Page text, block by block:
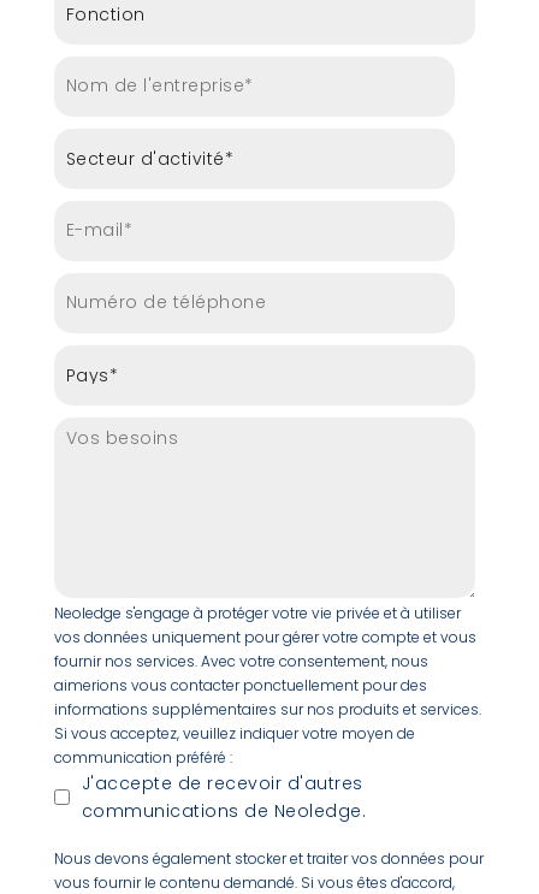
Neoledge s'engage à protéger votre vie privée et à utiliser
vos données uniquement pour gérer votre compte et vous
fournir nos services. Avec votre consentement, nous
aimerions vous contacter ponctuellement pour des
informations supplémentaires sur nos produits et services.
Si vous acceptez, veuillez indiquer votre moyen de
communication préféré :
J'accepte de recevoir d'autres
communications de Neoledge.
Nous devons également stocker et traiter vos données pour
vous fournir le contenu demandé. Si vous êtes d'accord,